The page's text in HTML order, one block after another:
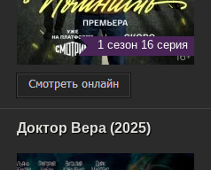
1 сезон 16 серия
Доктор Вера (2025)